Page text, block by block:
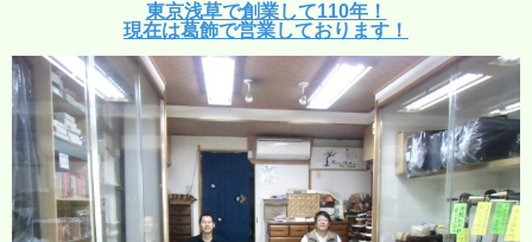
東京浅草で創業して110年！
現在は葛飾で営業しております！